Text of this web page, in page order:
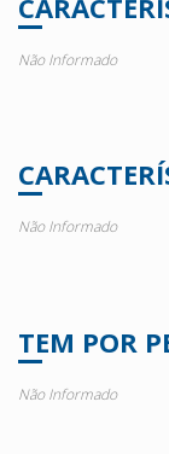
Não Informado
Não Informado
TEM POR
Não Informado